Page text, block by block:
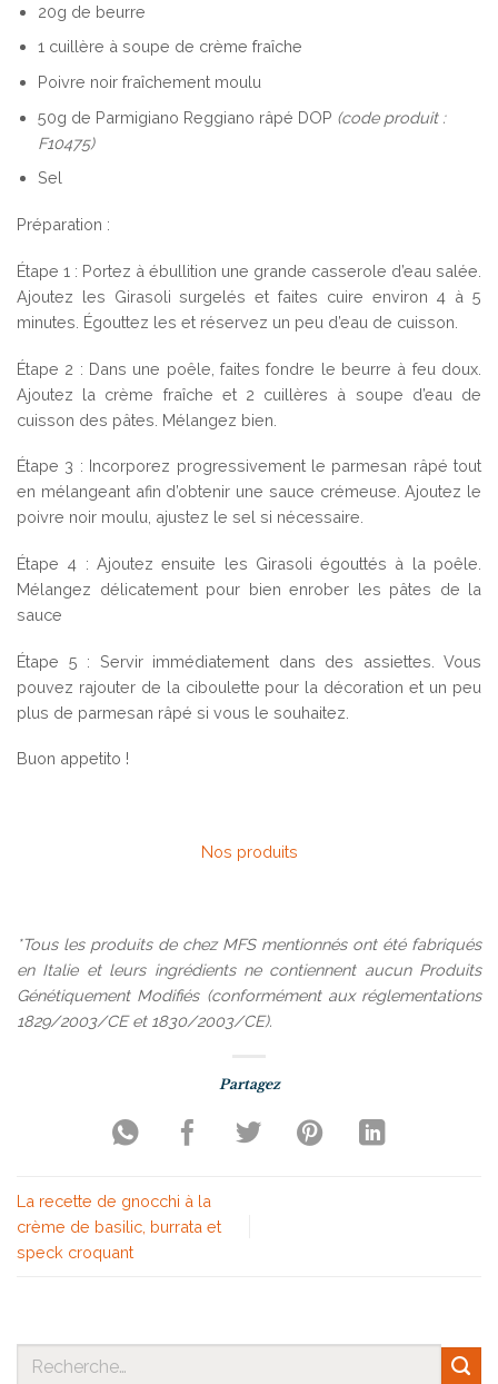
20g de beurre
1 cuillère à soupe de crème fraîche
Poivre noir fraîchement moulu
50g de Parmigiano Reggiano râpé DOP (code produit :
F10475)
Sel
Préparation :
Étape 1 : Portez à ébullition une grande casserole d’eau salée.
Ajoutez les Girasoli surgelés et faites cuire environ 4 à 5
minutes. Égouttez les et réservez un peu d’eau de cuisson.
Étape 2 : Dans une poêle, faites fondre le beurre à feu doux.
Ajoutez la crème fraîche et 2 cuillères à soupe d’eau de
cuisson des pâtes. Mélangez bien.
Étape 3 : Incorporez progressivement le parmesan râpé tout
en mélangeant afin d’obtenir une sauce crémeuse. Ajoutez le
poivre noir moulu, ajustez le sel si nécessaire.
Étape 4 : Ajoutez ensuite les Girasoli égouttés à la poêle.
Mélangez délicatement pour bien enrober les pâtes de la
sauce
Étape 5 : Servir immédiatement dans des assiettes. Vous
pouvez rajouter de la ciboulette pour la décoration et un peu
plus de parmesan râpé si vous le souhaitez.
Buon appetito !
Nos produits
*Tous les produits de chez MFS mentionnés ont été fabriqués
en Italie et leurs ingrédients ne contiennent aucun Produits
Génétiquement Modifiés (conformément aux réglementations
1829/2003/CE et 1830/2003/CE).
La recette de gnocchi à la
crème de basilic, burrata et
speck croquant